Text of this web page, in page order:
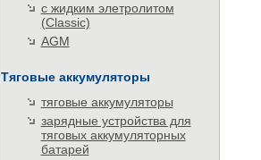
с жидким элетролитом
(Classic)
AGM
Тяговые аккумуляторы
тяговые аккумуляторы
зарядные устройства для
тяговых аккумуляторных
батарей